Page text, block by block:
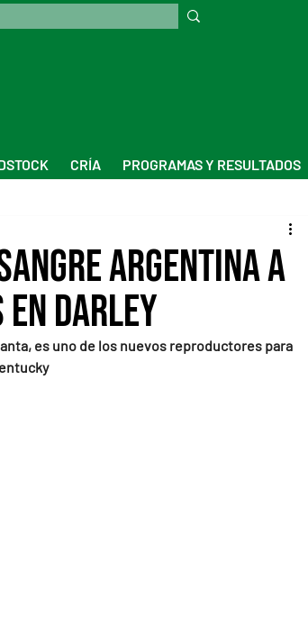
CRÍA PROGRAMAS Y RESULTADOS
argentina a
Darley
es uno de los nuevos reproductores para